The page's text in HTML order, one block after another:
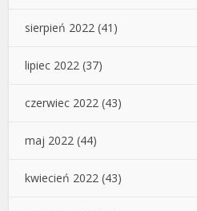
sierpień 2022 (41)
lipiec 2022 (37)
czerwiec 2022 (43)
maj 2022 (44)
kwiecień 2022 (43)